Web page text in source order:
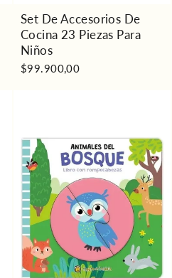
Set De Accesorios De
Cocina 23 Piezas Para
Niños
$99.900,00